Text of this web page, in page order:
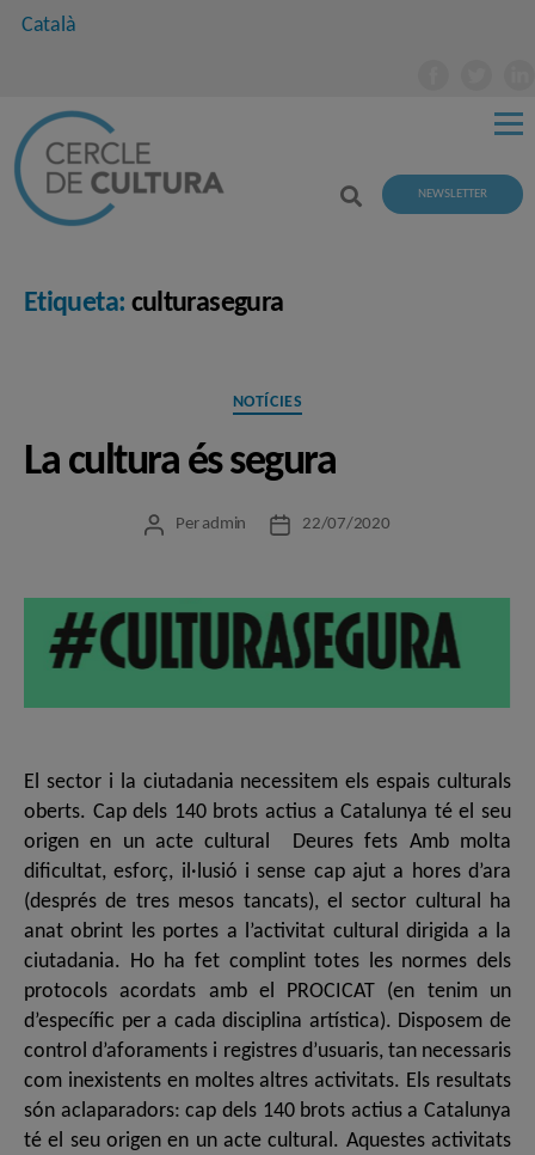
Català
NEWSLETTER
Etiqueta: culturasegura
Categories
NOTÍCIES
La cultura és segura
Autor
Per admin
Data22/07/2020
El sector i la ciutadania necessitem els espais culturals
oberts. Cap dels 140 brots actius a Catalunya té el seu
origen en un acte cultural Deures fets Amb molta
dificultat, esforç, il·lusió i sense cap ajut a hores d’ara
(després de tres mesos tancats), el sector cultural ha
anat obrint les portes a l’activitat cultural dirigida a la
ciutadania. Ho ha fet complint totes les normes dels
protocols acordats amb el PROCICAT (en tenim un
d’específic per a cada disciplina artística). Disposem de
control d’aforaments i registres d’usuaris, tan necessaris
com inexistents en moltes altres activitats. Els resultats
són aclaparadors: cap dels 140 brots actius a Catalunya
té el seu origen en un acte cultural. Aquestes activitats